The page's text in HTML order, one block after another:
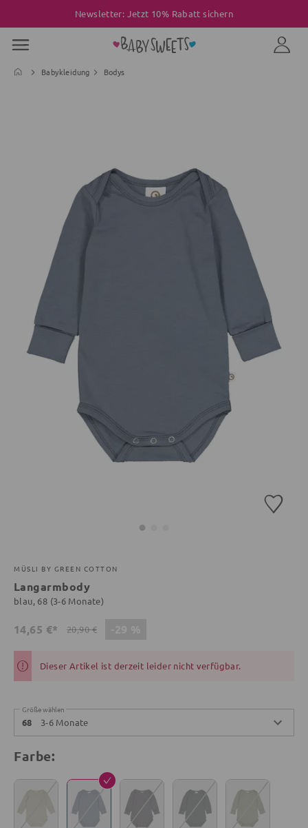
Newsletter: Jetzt 10% Rabatt sichern
Babykleidung Bodys
MÜSLI BY GREEN COTTON
Langarmbody
blau, 68 (3-6 Monate)
14,65 €* 20,90 €
Dieser Artikel ist derzeit leider nicht verfügbar.
Größe wählen
68 3-6 Monate
Farbe: